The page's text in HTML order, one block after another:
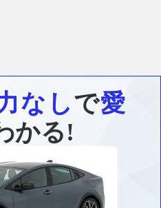
なしで愛
かる!